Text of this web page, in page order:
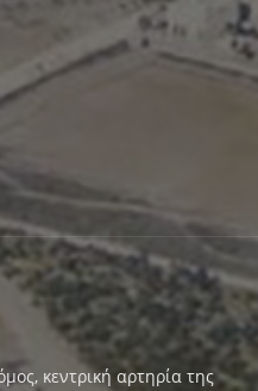
κεντρική αρτηρία της